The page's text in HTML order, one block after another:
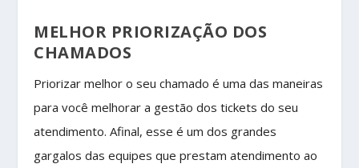
MELHOR PRIORIZAÇÃO DOS
CHAMADOS
Priorizar melhor o seu chamado é uma das maneiras
para você melhorar a gestão dos tickets do seu
atendimento. Afinal, esse é um dos grandes
gargalos das equipes que prestam atendimento ao